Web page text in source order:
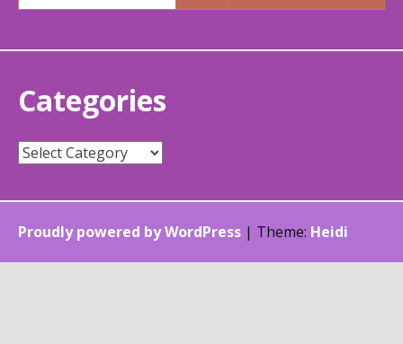
Categories
Categories
Proudly powered by WordPress | Theme: Heidi